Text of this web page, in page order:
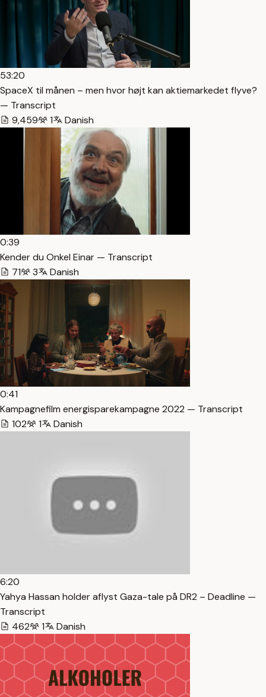
53:20
SpaceX til månen – men hvor højt kan aktiemarkedet flyve?
— Transcript
9,459
1 Danish
0:39
Kender du Onkel Einar — Transcript
71
3 Danish
0:41
Kampagnefilm energisparekampagne 2022 — Transcript
102
1 Danish
6:20
Yahya Hassan holder aflyst Gaza-tale på DR2 – Deadline —
Transcript
462
1 Danish